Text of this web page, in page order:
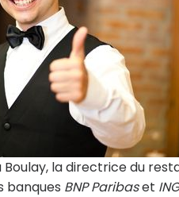
la directrice du
banques BNP Paribaset ING